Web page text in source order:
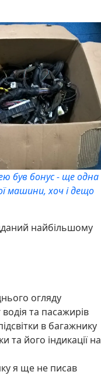
був бонус - ще одна
машини, хоч і дещо
найбільшому
огляду
та пасажирів
в багажнику
та його індикації на
я ще не писав